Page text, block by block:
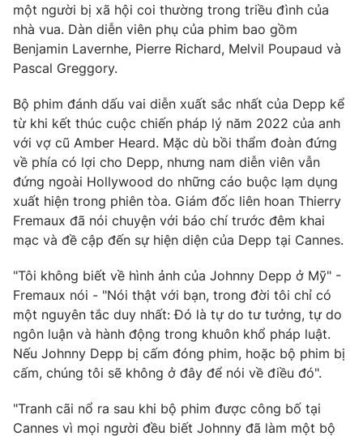
VTV9 VTV8
Liên hệ tòa soạn
THỜI BÁO VTV
Theo dõi báo trên
Cơ quan chủ quản:Đài Truyền hình Việt Nam
Cơ quan báo chí:Thời báo VTV
Giấy phép hoạt động báo in và báo điện tử số 483/GP-BTTTT
cấp ngày 29/12/2023
Tổng Biên tập:Vũ Thanh Thủy
Phó Tổng Biên tập:
Nguyễn Thị Mỹ Hạnh, Phạm Quốc Thắng,
Nguyễn Trọng Ninh
Tổng đài VTV: 024.38 355 931 - 024.38 355 932
một người bị xã hội coi thường trong triều đình của
nhà vua. Dàn diễn viên phụ của phim bao gồm
Benjamin Lavernhe, Pierre Richard, Melvil Poupaud và
Pascal Greggory.
Bộ phim đánh dấu vai diễn xuất sắc nhất của Depp kể
từ khi kết thúc cuộc chiến pháp lý năm 2022 của anh
với vợ cũ Amber Heard. Mặc dù bồi thẩm đoàn đứng
về phía có lợi cho Depp, nhưng nam diễn viên vẫn
đứng ngoài Hollywood do những cáo buộc lạm dụng
xuất hiện trong phiên tòa. Giám đốc liên hoan Thierry
Fremaux đã nói chuyện với báo chí trước đêm khai
mạc và đề cập đến sự hiện diện của Depp tại Cannes.
"Tôi không biết về hình ảnh của Johnny Depp ở Mỹ" -
Fremaux nói - "Nói thật với bạn, trong đời tôi chỉ có
một nguyên tắc duy nhất: Đó là tự do tư tưởng, tự do
ngôn luận và hành động trong khuôn khổ pháp luật.
Nếu Johnny Depp bị cấm đóng phim, hoặc bộ phim bị
cấm, chúng tôi sẽ không ở đây để nói về điều đó".
"Tranh cãi nổ ra sau khi bộ phim được công bố tại
Cannes vì mọi người đều biết Johnny đã làm một bộ